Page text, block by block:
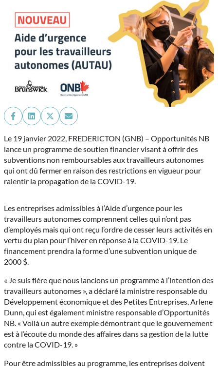
Share
on
Facebook
Share
on
LinkedIn
Share
on
X
(Twitter)
Share
on
Email
Le 19 janvier 2022, FREDERICTON (GNB) – Opportunités NB
lance un programme de soutien financier visant à offrir des
subventions non remboursables aux travailleurs autonomes
qui ont dû fermer en raison des restrictions en vigueur pour
ralentir la propagation de la COVID-19.
Les entreprises admissibles à l’Aide d’urgence pour les
travailleurs autonomes comprennent celles qui n’ont pas
d’employés mais qui ont reçu l’ordre de cesser leurs activités en
vertu du plan pour l’hiver en réponse à la COVID-19. Le
financement prendra la forme d’une subvention unique de
2000 $.
« Je suis fière que nous lancions un programme à l’intention des
travailleurs autonomes », a déclaré la ministre responsable du
Développement économique et des Petites Entreprises, Arlene
Dunn, qui est également ministre responsable d’Opportunités
NB. « Voilà un autre exemple démontrant que le gouvernement
est à l’écoute du monde des affaires dans sa gestion de la lutte
contre la COVID-19. »
Pour être admissibles au programme, les entreprises doivent